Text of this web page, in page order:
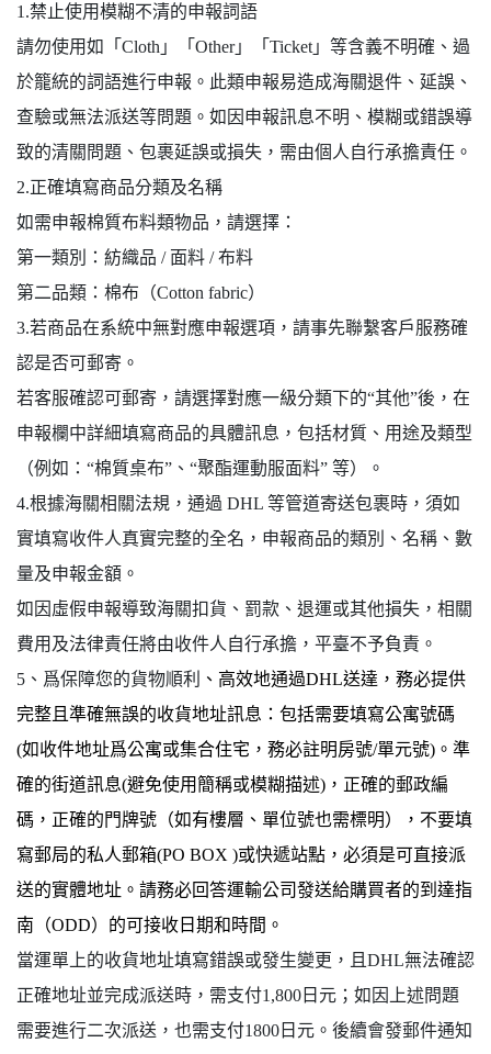
1.禁止使用模糊不清的申報詞語
請勿使用如「Cloth」「Other」「Ticket」等含義不明確、過
於籠統的詞語進行申報。此類申報易造成海關退件、延誤、
查驗或無法派送等問題。如因申報訊息不明、模糊或錯誤導
致的清關問題、包裹延誤或損失，需由個人自行承擔責任。
2.正確填寫商品分類及名稱
如需申報棉質布料類物品，請選擇：
第一類別：紡織品 / 面料 / 布料
第二品類：棉布（Cotton fabric）
3.若商品在系統中無對應申報選項，請事先聯繫客戶服務確
認是否可郵寄。
若客服確認可郵寄，請選擇對應一級分類下的“其他”後，在
申報欄中詳細填寫商品的具體訊息，包括材質、用途及類型
（例如：“棉質桌布”、“聚酯運動服面料” 等）。
4.根據海關相關法規，通過 DHL 等管道寄送包裹時，須如
實填寫收件人真實完整的全名，申報商品的類別、名稱、數
量及申報金額。
如因虛假申報導致海關扣貨、罰款、退運或其他損失，相關
費用及法律責任將由收件人自行承擔，平臺不予負責。
5、爲保障您的貨物順利
、高效地通過DHL送達，務必提供
完整且準確無誤的收貨地址訊息：包括需要填寫公寓號碼
(如收件地址爲公寓或集合住宅，務必註明房號/單元號)。準
確的街道訊息(避免使用簡稱或模糊描述)，正確的郵政編
碼，正確的門牌號（如有樓層、單位號也需標明），不要填
寫郵局的私人郵箱(PO BOX )或快遞站點，必須是可直接派
送的實體地址。請務必回答運輸公司發送給購買者的到達指
南（ODD）的可接收日期和時間。
當運單上的收貨地址填寫錯誤或發生變更，且DHL無法確認
正確地址並完成派送時，需支付1,800日元；如因上述問題
需要進行二次派送，也需支付1800日元。後續會發郵件通知